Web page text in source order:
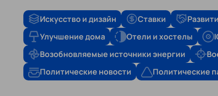
Искусство и дизайн Ставки
Улучшение дома
Отели и хостелы
Возобновляемые источники энергии
Политические новости
Политические